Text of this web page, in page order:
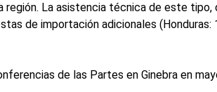
La asistencia técnica de este tipo,
de importación adicionales (Honduras:
de las Partes en Ginebra en